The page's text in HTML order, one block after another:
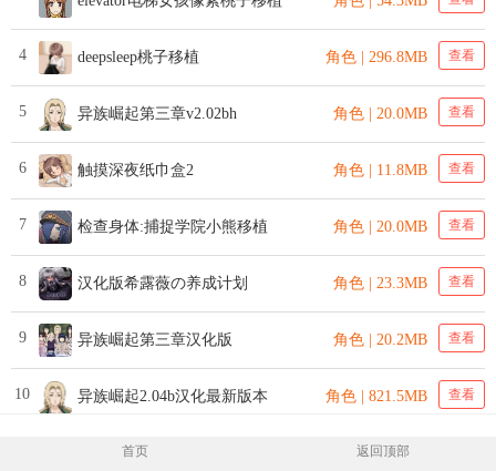
4 deepsleep桃子移植 角色 | 296.8MB 查看
5 异族崛起第三章v2.02bh 角色 | 20.0MB 查看
6 触摸深夜纸巾盒2 角色 | 11.8MB 查看
7 检查身体:捕捉学院小熊移植 角色 | 20.0MB 查看
8 汉化版希露薇の养成计划 角色 | 23.3MB 查看
9 异族崛起第三章汉化版 角色 | 20.2MB 查看
10 异族崛起2.04b汉化最新版本 角色 | 821.5MB 查看
首页 返回顶部